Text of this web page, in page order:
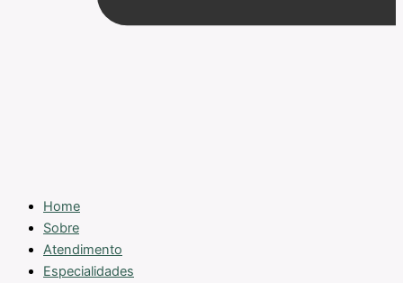
Home
Sobre
Atendimento
Especialidades